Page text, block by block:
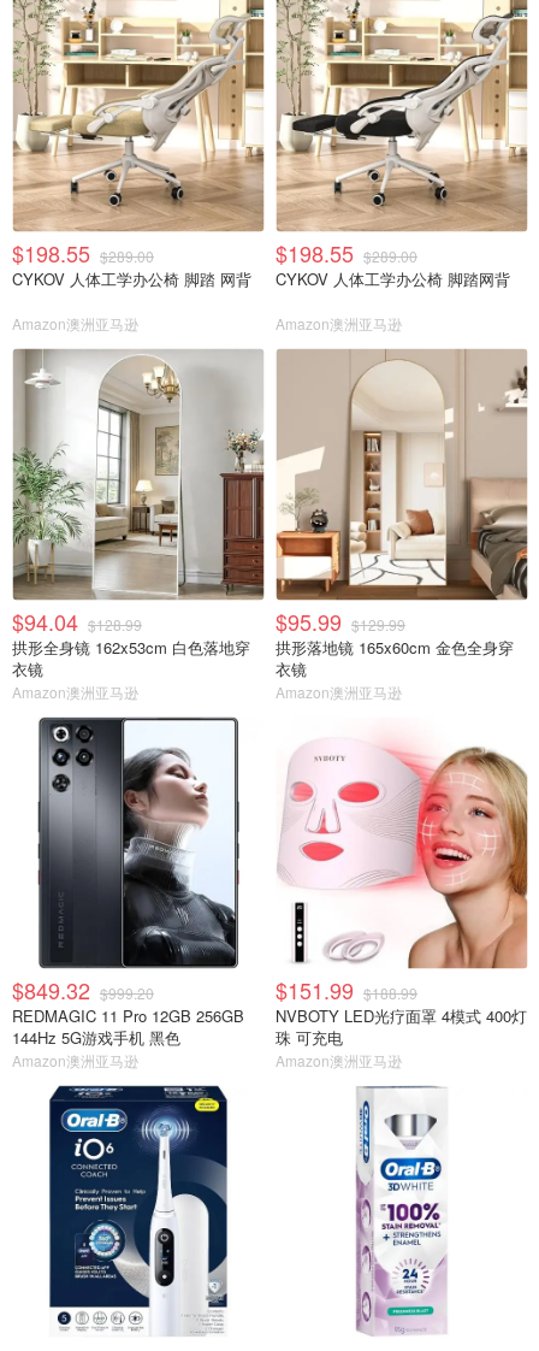
$198.55 $289.00
CYKOV 人体工学办公椅 脚踏 网背
Amazon澳洲亚马逊
$198.55 $289.00
CYKOV 人体工学办公椅 脚踏网背
Amazon澳洲亚马逊
$94.04 $128.99
拱形全身镜 162x53cm 白色落地穿
衣镜
Amazon澳洲亚马逊
$95.99 $129.99
拱形落地镜 165x60cm 金色全身穿
衣镜
Amazon澳洲亚马逊
$849.32 $999.20
REDMAGIC 11 Pro 12GB 256GB
144Hz 5G游戏手机 黑色
Amazon澳洲亚马逊
$151.99 $188.99
NVBOTY LED光疗面罩 4模式 400灯
珠 可充电
Amazon澳洲亚马逊